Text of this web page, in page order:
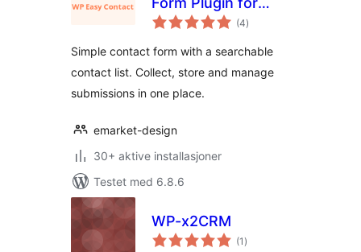
WordPress – WP
(4totale
vurderinger
)
Simple contact form with a searchable
contact list. Collect, store and manage
submissions in one place.
emarket-design
30+ aktive installasjoner
Testet med 6.8.6
WP-x2CRM
(1 totale
vurderinger
)